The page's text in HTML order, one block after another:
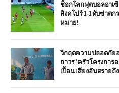
ช็อกโลกฟุตบอลอาเ
สิงคโปร์ 1-1 ดับซ่าต
หมาย!
วิกฤตความปลอดภัย
ถาวร ‘ครัวโครงกา
เปื้อน เสี่ยงอันตรายถึ